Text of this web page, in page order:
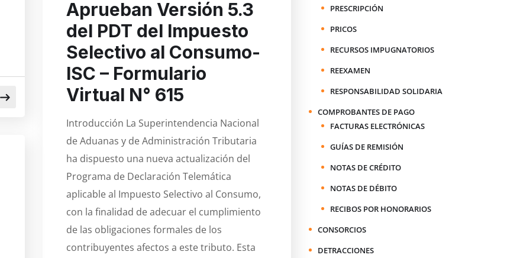
Aprueban Versión 5.3
del PDT del Impuesto
Selectivo al Consumo-
ISC – Formulario
Virtual N° 615
Introducción La Superintendencia Nacional
de Aduanas y de Administración Tributaria
ha dispuesto una nueva actualización del
Programa de Declaración Telemática
aplicable al Impuesto Selectivo al Consumo,
con la finalidad de adecuar el cumplimiento
de las obligaciones formales de los
contribuyentes afectos a este tributo. Esta
PRESCRIPCIÓN
PRICOS
RECURSOS IMPUGNATORIOS
REEXAMEN
RESPONSABILIDAD SOLIDARIA
COMPROBANTES DE PAGO
FACTURAS ELECTRÓNICAS
GUÍAS DE REMISIÓN
NOTAS DE CRÉDITO
NOTAS DE DÉBITO
RECIBOS POR HONORARIOS
CONSORCIOS
DETRACCIONES